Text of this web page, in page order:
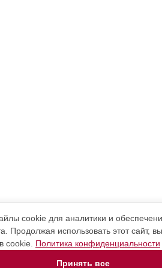
cookie для аналитики и
Продолжая использовать этот сайт,
cookie. Политика конфиденциальности
Принять все